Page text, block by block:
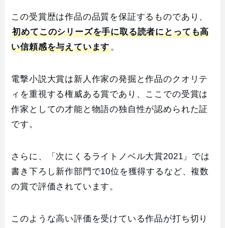
この受賞歴は作品の品質を保証するものであり、
初めてこのシリーズを手に取る読者にとっても高
い信頼感を与えています。
電撃小説大賞は新人作家の発掘と作品のクオリテ
ィを重視する権威ある賞であり、ここでの受賞は
作家としての才能と物語の独自性が認められた証
です。
さらに、「次にくるライトノベル大賞2021」では
書き下ろし新作部門で10位を獲得するなど、複数
の賞で評価されています。
このような高い評価を受けている作品が打ち切り